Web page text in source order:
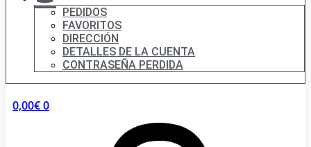
CUENTA
PEDIDOS
FAVORITOS
DIRECCIÓN
DETALLES DE LA CUENTA
CONTRASEÑA PERDIDA
0,00€0